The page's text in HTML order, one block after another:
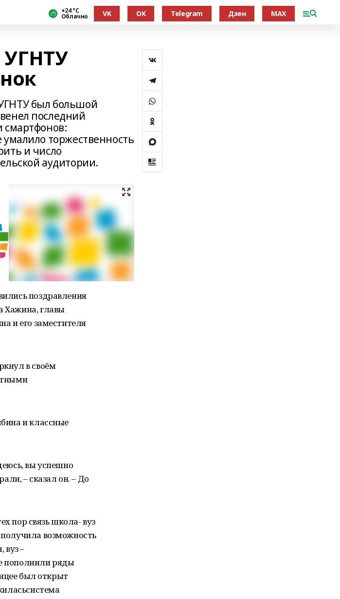
+24 °С
Облачно VK OK Telegram Дзен MAX
был большой
последний
смартфонов:
торжественность
и число
аудитории.
поздравления
Хажина, главы
и его заместителя
в своём
и классные
вы успешно
– сказал он. – До
пор связь школа- вуз
возможность
вуз –
пополнили ряды
был открыт